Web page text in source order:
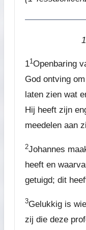
11Openbaring
God ontving
laten zien wat
Hij heeft zijn
meedelen aan
2Johannes
heeft en
getuigd; dit
3Gelukkig is
zij die deze